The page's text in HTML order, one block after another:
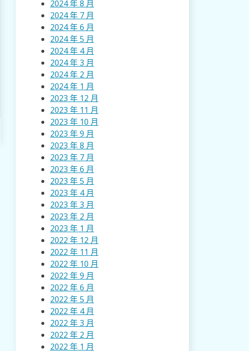
2024 年 8 月
2024 年 7 月
2024 年 6 月
2024 年 5 月
2024 年 4 月
2024 年 3 月
2024 年 2 月
2024 年 1 月
2023 年 12 月
2023 年 11 月
2023 年 10 月
2023 年 9 月
2023 年 8 月
2023 年 7 月
2023 年 6 月
2023 年 5 月
2023 年 4 月
2023 年 3 月
2023 年 2 月
2023 年 1 月
2022 年 12 月
2022 年 11 月
2022 年 10 月
2022 年 9 月
2022 年 6 月
2022 年 5 月
2022 年 4 月
2022 年 3 月
2022 年 2 月
2022 年 1 月